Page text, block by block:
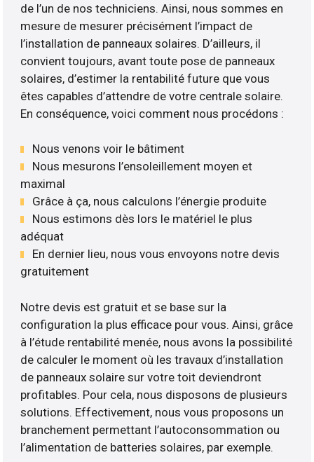
de l’un de nos techniciens. Ainsi, nous sommes en
mesure de mesurer précisément l’impact de
l’installation de panneaux solaires. D’ailleurs, il
convient toujours, avant toute pose de panneaux
solaires, d’estimer la rentabilité future que vous
êtes capables d’attendre de votre centrale solaire.
En conséquence, voici comment nous procédons :
Nous venons voir le bâtiment
Nous mesurons l’ensoleillement moyen et
maximal
Grâce à ça, nous calculons l’énergie produite
Nous estimons dès lors le matériel le plus
adéquat
En dernier lieu, nous vous envoyons notre devis
gratuitement
Notre devis est gratuit et se base sur la
configuration la plus efficace pour vous. Ainsi, grâce
à l’étude rentabilité menée, nous avons la possibilité
de calculer le moment où les travaux d’installation
de panneaux solaire sur votre toit deviendront
profitables. Pour cela, nous disposons de plusieurs
solutions. Effectivement, nous vous proposons un
branchement permettant l’autoconsommation ou
l’alimentation de batteries solaires, par exemple.